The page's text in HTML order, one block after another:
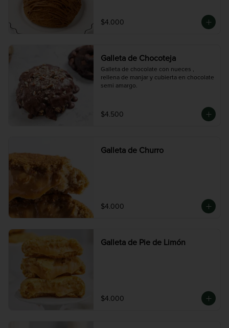
$4.000
Galleta de Chocoteja
Galleta de chocolate con nueces ,
rellena de manjar y cubierta en chocolate
semi amargo.
$4.500
Galleta de Churro
$4.000
Galleta de Pie de Limón
$4.000